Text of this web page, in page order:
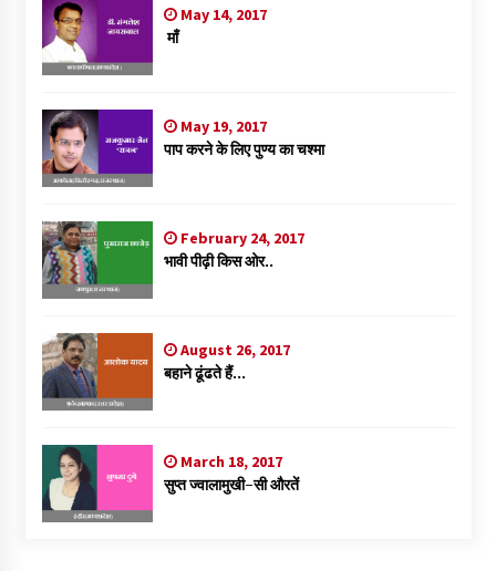
May 14, 2017
माँ
May 19, 2017
पाप करने के लिए पुण्य का चश्मा
February 24, 2017
भावी पीढ़ी किस ओर..
August 26, 2017
बहाने ढूंढते हैं…
March 18, 2017
सुप्त ज्वालामुखी-सी औरतें